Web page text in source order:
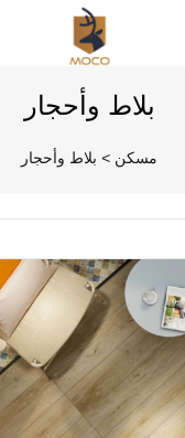
بلاط وأحجار
مسكن > بلاط وأحجار